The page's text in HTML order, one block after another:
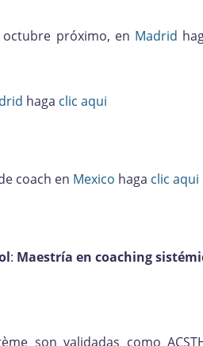
próximo, en Madrid
haga clic aqui
coach en Mexico haga clic aqui
: Maestría en coaching
son validadas como